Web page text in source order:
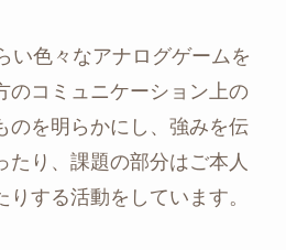
い色々なアナログゲームを
のコミュニケーション上の
のを明らかにし、強みを伝
たり、課題の部分はご本人
する活動をしています。